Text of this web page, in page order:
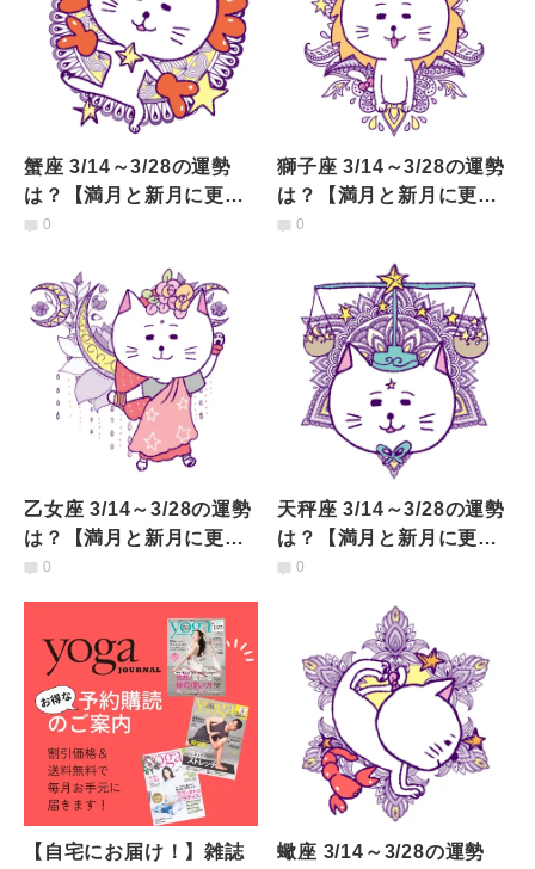
蟹座 3/14～3/28の運勢
は？【満月と新月に更
新！インド占星術】
0
獅子座 3/14～3/28の運勢
は？【満月と新月に更
新！インド占星術】
0
乙女座 3/14～3/28の運勢
は？【満月と新月に更
新！インド占星術】
0
天秤座 3/14～3/28の運勢
は？【満月と新月に更
新！インド占星術】
0
【自宅にお届け！】雑誌 蠍座 3/14～3/28の運勢